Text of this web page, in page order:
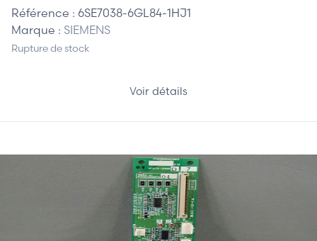
Référence : 6SE7038-6GL84-1HJ1
Marque : SIEMENS
Rupture de stock
Voir détails